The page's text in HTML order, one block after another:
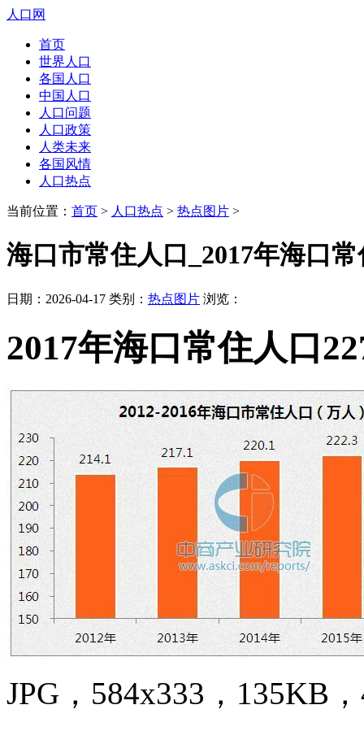
人口网
首页
世界人口
各国人口
中国人口
人口问题
人口政策
人类未来
各国风情
人口热点
当前位置： 首页 > 人口热点 > 热点图片 >
海口市常住人口_2017年海口
日期：2026-04-17 类别： 热点图片 浏览：
2017年海口常住人口
JPG，584x333，135KB